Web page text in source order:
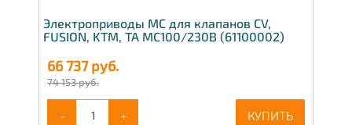
Электроприводы МС для клапанов CV,
FUSION, KTM, TA МС100/230В (61100002)
66 737руб.
74 153 руб.
- + КУПИТЬ